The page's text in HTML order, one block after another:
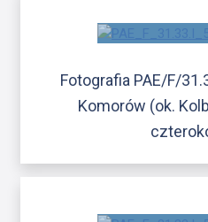
Fotografia PAE/F/
Komorów (ok.